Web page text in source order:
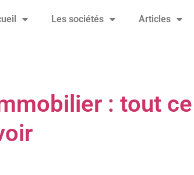
Les sociétés Articles
: tout ce